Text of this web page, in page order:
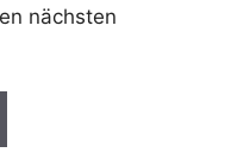
nächsten